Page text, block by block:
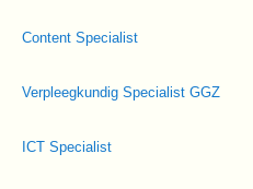
Content Specialist
Verpleegkundig Specialist GGZ
ICT Specialist